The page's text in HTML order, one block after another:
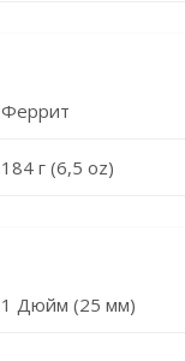
Феррит
184 г (6,5 oz)
1 Дюйм (25 мм)